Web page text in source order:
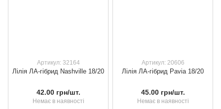
Артикул: 32164
Лілія ЛА-гібрид Nashville 18/20
42.00 грн/шт.
Немає в наявності
Артикул: 20606
Лілія ЛА-гібрид Pavia 18/20
45.00 грн/шт.
Немає в наявності